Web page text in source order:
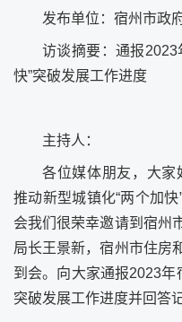
发布单位：宿州市政
访谈摘要：通报2023
快”突破发展工作进度
主持人：
各位媒体朋友，大家
推动新型城镇化“两个加
会我们很荣幸邀请到宿州
局长王景新，宿州市住房
到会。向大家通报2023年
突破发展工作进度并回答